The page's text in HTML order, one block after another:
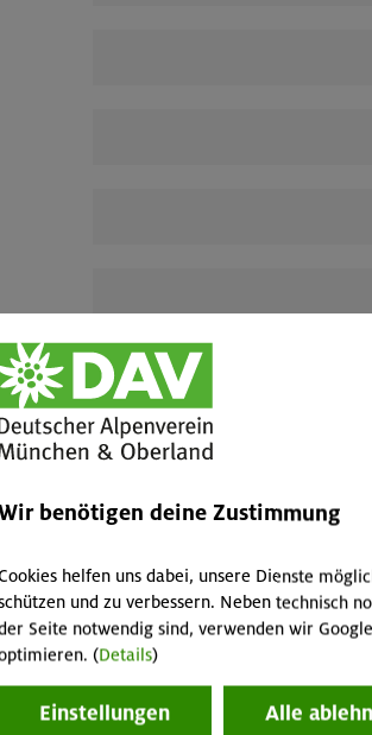
markiert
benötigen deine Zustimmung
helfen uns dabei, unsere Dienste
und zu verbessern. Neben technisch
Seite notwendig sind, verwenden wir
(Details)
Einstellungen Alle